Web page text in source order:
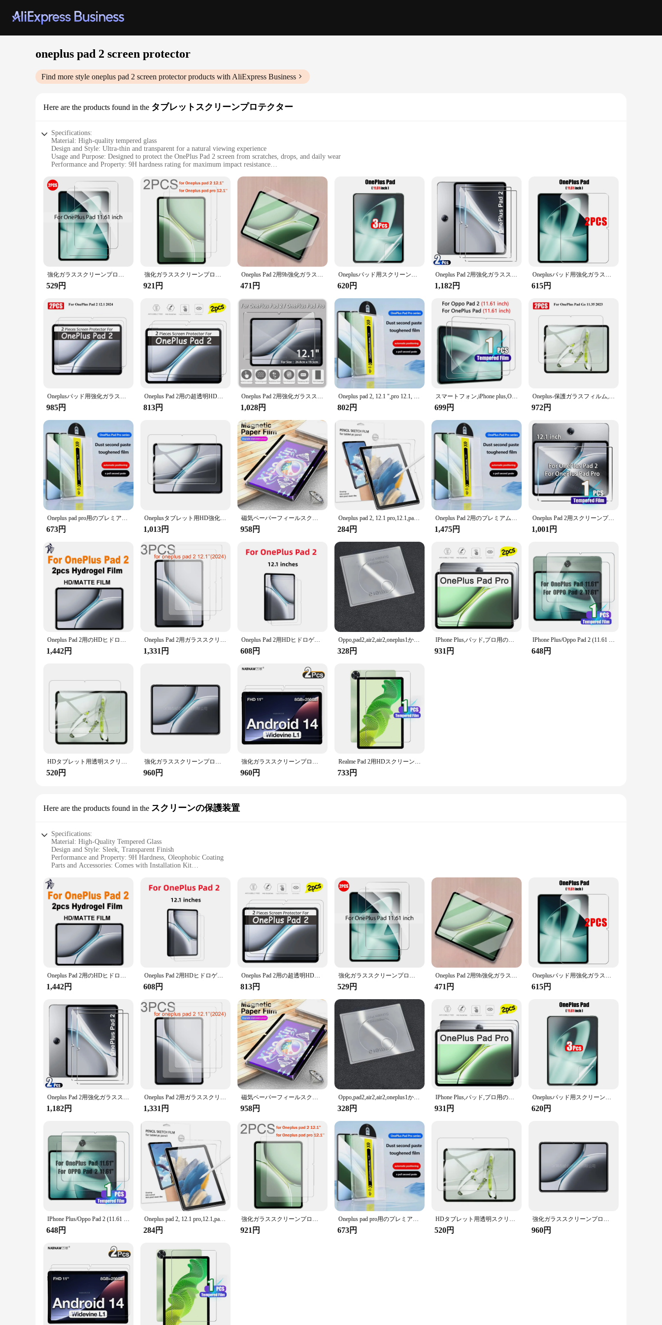
oneplus pad 2 screen protector
Find more style oneplus pad 2 screen protectorproducts with AliExpress Business
Here are the products found in the タブレットスクリーンプロテクター
Specifications:
Material: High-quality tempered glass
Design and Style: Ultra-thin and transparent for a natural viewing experience
Usage and Purpose: Designed to protect the OnePlus Pad 2 screen from scratches, drops, and daily wear
Performance and Property: 9H hardness rating for maximum impact resistance
Applicable People: Ideal for OnePlus Pad 2 users seeking durable screen protection
Features:
|Wholesale|Vendors|
**Enhanced Screen Protection**
The OnePlus Pad 2 Screen Protector is meticulously crafted from premium tempered glass, offering a durable shield against the inevitable bumps and scratches of daily use. With a 9H hardness rating,
this screen protector is designed to withstand the impact of sharp objects, ensuring your tablet's screen remains pristine. The ultra-thin design ensures that the screen protector doesn't add bulk to your
device, maintaining the sleek profile of the OnePlus Pad 2.
**Effortless Installation and Maintenance**
Installing the screen protector is a breeze, thanks to its easy-to-follow instructions and precision-cut edges that align perfectly with the OnePlus Pad 2's screen. The protector's smooth surface ensures a
natural touch experience, allowing for flawless fingerprint and stylus recognition. When it comes to maintenance, the screen protector is designed to be easy to clean, keeping your screen looking
pristine at all times.
This screen protector is tailored to the OnePlus Pad 2, ensuring a perfect fit and seamless integration with the device. It is an essential accessory for anyone who values the longevity and clarity of their
tablet's display. Whether you're a professional using your tablet for work or a casual user enjoying multimedia content, this screen protector provides the peace of mind that your device is protected
without compromising on its aesthetics or functionality.
強化ガラススクリーンプロテクター,oneplus 2, 9h,Pro Fitケース,タブレットアクセサリー,フィルム,2個用
529円
強化ガラススクリーンプロテクター,oneplusパッド用保護フィルム,タブレット,2 pro,11.61 ",go,11.45", 12.1 ", 2個
921円
Oneplus Pad 2用9h強化ガラススクリーンプロテクター、保護フィルム、12.1インチ
471円
Oneplusパッド用スクリーンプロテクター,紙のような感触,ガラスなし,2プロ,3個
620円
Oneplus Pad 2用強化ガラススクリーンプロテクター,保護フィルム,気泡なし,HD,傷防止,12.1インチタブレット,2個
1,182円
Oneplusパッド用強化ガラススクリーンプロテクター,タブレットアクセサリー,oneplusパッド2プロ用フィルム,2個
615円
Oneplusパッド用強化ガラススクリーンプロテクター,oneplusパッド2プロ用保護フィルム,12.1, 11.32 ", 11.32", 12.1, 2024, 2個
985円
Oneplus Pad 2用の超透明HDスクリーンプロテクター,傷防止強化ガラス,コーティング,硬質フィルム,12.1インチ,2個
813円
Oneplus Pad 2用強化ガラススクリーンプロテクター,HD,9h,12.1インチ,2022
1,028円
Oneplus pad 2, 12.1 ",pro 12.1, HD強化ガラス用のフルスクリーンプロテクター,ワンクリック取り付け
802円
スマートフォン,iPhone plus,Oppo,2, HD,透明フィルム用の超耐性スクリーンプロテクター,9h,11.61インチ
699円
Oneplus-保護ガラスフィルム,強化ガラスプロテクター,11.61インチ,11.32インチ,12.1, 2024,個
972円
Oneplus pad pro用のプレミアム強化ガラス、スクリーンプロテクター、簡単な取り付け、プライバシー、ほこりのない、12.1インチ、12.1インチ
673円
Oneplusタブレット用HD強化ガラススクリーンプロテクター,フルカバー保護フロントフィルム,oneplusパッド2
1,013円
磁気ペーパーフィールスクリーンプロテクター、取り外し可能なマットペットフィルム、oneplus pad 2 12.1 pro 12.1 pad11.61 go 11.35に適しています
958円
Oneplus pad 2, 12.1 pro,12.1,pad11.61,go 11.35,マットペットペイント,ライティングフィルム用のペーパーフィールスクリーンプロテクター
284円
Oneplus Pad 2用のプレミアム強化ガラス,スクリーンプロテクター,自動防塵,取り付けが簡単,12.1,pro 12.1
1,475円
Oneplus Pad 2用スクリーンプロテクター,強化ガラスフィルム,飛散防止,傷防止,透明,プロ用,12.1 ", 12.1", 2022
1,001円
Oneplus Pad 2用のHDヒドロゲルフィルム,柔らかい保護フィルム,指紋防止,タブレットスクリーン保護,マット,フルカバー,2個
1,442円
Oneplus Pad 2用ガラススクリーンプロテクター,タブレット保護フィルム,9時間硬度,12.1インチ,12.1インチ,3個
1,331円
Oneplus Pad 2用HDヒドロゲルフィルム,保護フィルム,マットスクリーンプロテクター,透明でつや消し,フルカバー,2個
608円
Oppo,pad2,air2,air2,oneplus1から3の9h強化ガラススクリーンプロテクター
328円
IPhone Plus,パッド,プロ用のHD強化ガラス,12.1インチ,2個
931円
IPhone Plus/Oppo Pad 2 (11.61 ") 用強化ガラス,傷防止,9時間の硬度,Oppoパッド2023用スクリーンプロテクター
648円
HDタブレット用透明スクリーンプロテクター,保護フィルム,iPhone plus用強化ガラス,go,Oppo pad air2,11.4 ", 2023
520円
強化ガラススクリーンプロテクター,タブレット保護フィルム,12.1インチ
960円
強化ガラススクリーンプロテクター,傷防止,ハード保護フィルム,非常に透明,2個
960円
Realme Pad 2用HDスクリーンプロテクター,傷防止,強化ガラスフィルム,9時間の硬度,透明,11.5インチ,2023
733円
Here are the products found in the スクリーンの保護装置
Specifications:
Material: High-Quality Tempered Glass
Design and Style: Sleek, Transparent Finish
Performance and Property: 9H Hardness, Oleophobic Coating
Parts and Accessories: Comes with Installation Kit
Shape or Size: Precisely Cut for OnePlus Pad 2 Screen Fit
Features:
**Unmatched Protection for Your OnePlus Pad 2**
The OnePlus Pad 2 Screen Protector is the ultimate shield for your device. Crafted from premium tempered glass, this screen protector boasts a 9H hardness rating, ensuring it can withstand the impact
of daily wear and tear. The oleophobic coating on the surface repels fingerprints and smudges, keeping your screen pristine and easy to clean. The sleek, transparent finish not only adds a layer of
protection but also maintains the original look and feel of your OnePlus Pad 2.
**Effortless Installation and Wholesale Availability**
Installing the OnePlus Pad 2 Screen Protector is a breeze, thanks to the included installation kit. The kit contains everything you need to apply the protector with precision, ensuring a perfect fit for
your device. As a wholesale product, it's ideal for vendors and suppliers looking to stock up on reliable screen protectors for their customers. Whether you're looking to protect your own device or to
sell them as part of a set, this screen protector is an excellent choice.
The OnePlus Pad 2 Screen Protector is a thoughtful accessory for anyone who values the integrity of their device's screen. Its precise cut ensures that it aligns perfectly with the screen of your OnePlus
Pad 2, providing comprehensive coverage without any interference with the touch sensitivity. This screen protector is not just a protective layer; it's a statement of care for your device and a
commitment to maintaining its pristine condition.
Oneplus Pad 2用のHDヒドロゲルフィルム,柔らかい保護フィルム,指紋防止,タブレットスクリーン保護,マット,フルカバー,2個
1,442円
Oneplus Pad 2用HDヒドロゲルフィルム,保護フィルム,マットスクリーンプロテクター,透明でつや消し,フルカバー,2個
608円
Oneplus Pad 2用の超透明HDスクリーンプロテクター,傷防止強化ガラス,コーティング,硬質フィルム,12.1インチ,2個
813円
強化ガラススクリーンプロテクター,oneplus 2, 9h,Pro Fitケース,タブレットアクセサリー,フィルム,2個用
529円
Oneplus Pad 2用9h強化ガラススクリーンプロテクター、保護フィルム、12.1インチ
471円
Oneplusパッド用強化ガラススクリーンプロテクター,タブレットアクセサリー,oneplusパッド2プロ用フィルム,2個
615円
Oneplus Pad 2用強化ガラススクリーンプロテクター,保護フィルム,気泡なし,HD,傷防止,12.1インチタブレット,2個
1,182円
Oneplus Pad 2用ガラススクリーンプロテクター,タブレット保護フィルム,9時間硬度,12.1インチ,12.1インチ,3個
1,331円
磁気ペーパーフィールスクリーンプロテクター、取り外し可能なマットペットフィルム、oneplus pad 2 12.1 pro 12.1 pad11.61 go 11.35に適しています
958円
Oppo,pad2,air2,air2,oneplus1から3の9h強化ガラススクリーンプロテクター
328円
IPhone Plus,パッド,プロ用のHD強化ガラス,12.1インチ,2個
931円
Oneplusパッド用スクリーンプロテクター,紙のような感触,ガラスなし,2プロ,3個
620円
IPhone Plus/Oppo Pad 2 (11.61 ") 用強化ガラス,傷防止,9時間の硬度,Oppoパッド2023用スクリーンプロテクター
648円
Oneplus pad 2, 12.1 pro,12.1,pad11.61,go 11.35,マットペットペイント,ライティングフィルム用のペーパーフィールスクリーンプロテクター
284円
強化ガラススクリーンプロテクター,oneplusパッド用保護フィルム,タブレット,2 pro,11.61 ",go,11.45", 12.1 ", 2個
921円
Oneplus pad pro用のプレミアム強化ガラス、スクリーンプロテクター、簡単な取り付け、プライバシー、ほこりのない、12.1インチ、12.1インチ
673円
HDタブレット用透明スクリーンプロテクター,保護フィルム,iPhone plus用強化ガラス,go,Oppo pad air2,11.4 ", 2023
520円
強化ガラススクリーンプロテクター,タブレット保護フィルム,12.1インチ
960円